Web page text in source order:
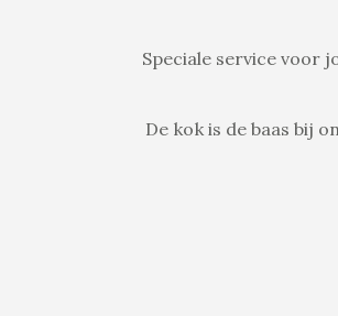
Speciale service voor
De kok is de baas bij